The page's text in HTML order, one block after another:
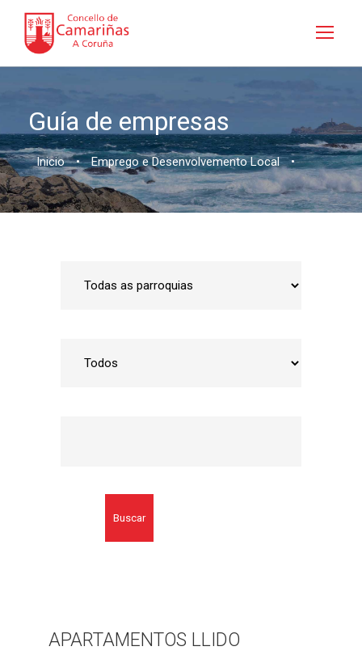
Guía de empresas
Inicio • Emprego e Desenvolvemento Local •
Buscar
APARTAMENTOS LLIDO